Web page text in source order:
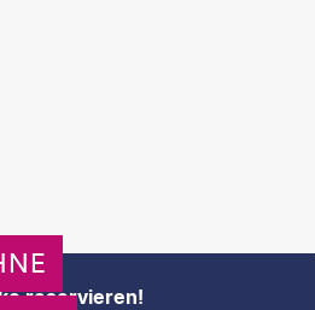
reservieren!